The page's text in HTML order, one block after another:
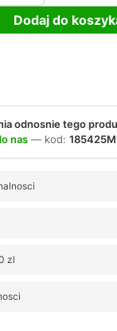
Dodaj do
odnosnie tego
nas — kod:
zl